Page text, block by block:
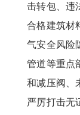
击转包、违
合格建筑材
气安全风险
管道等重点
和减压阀、
严厉打击无